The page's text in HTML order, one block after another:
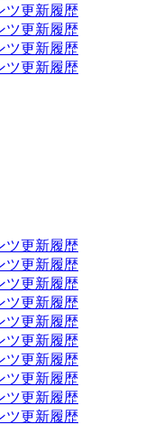
ツ更新履歴
ツ更新履歴
ツ更新履歴
ツ更新履歴
ツ更新履歴
ツ更新履歴
ツ更新履歴
ツ更新履歴
ツ更新履歴
ツ更新履歴
ツ更新履歴
ツ更新履歴
ツ更新履歴
ツ更新履歴